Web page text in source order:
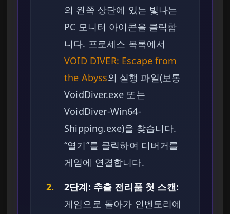
의 왼쪽 상단에 있는 빛나는
PC 모니터 아이콘을 클릭합
니다. 프로세스 목록에서
VOID DIVER: Escape from
the Abyss의 실행 파일(보통
VoidDiver.exe 또는
VoidDiver-Win64-
Shipping.exe)을 찾습니다.
“열기”를 클릭하여 디버거를
게임에 연결합니다.
2.
2단계: 추출 전리품 첫 스캔:
게임으로 돌아가 인벤토리에